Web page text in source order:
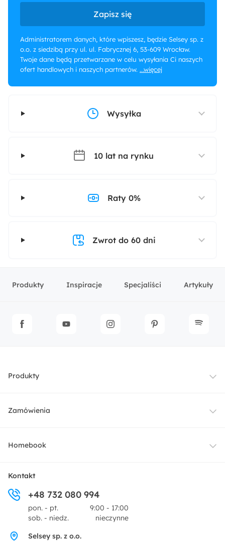
Zapisz się
Administratorem danych, które wpiszesz, będzie Selsey sp. z
o.o. z siedzibą przy ul. ul. Fabrycznej 6, 53-609 Wrocław.
Twoje dane będą przetwarzane w celu wysyłania Ci naszych
ofert handlowych i naszych partnerów. ...więcej
Wysyłka
10 lat na rynku
Raty 0%
Zwrot do 60 dni
Produkty Inspiracje Specjaliści Artykuły
Produkty
Meble
Dekoracje i akcesoria
Promocje
Zamówienia
Dostawa
Zwroty
Pytania i odpowiedzi
Homebook
O nas
Centrum prasowe
Kontakt
+48 732 080 994
pon. - pt.
9:00 - 17:00
sob. - niedz.
nieczynne
Selsey sp. z o.o.